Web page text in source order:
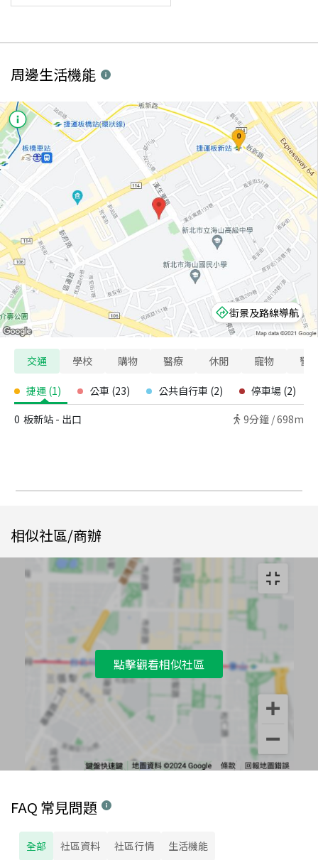
周邊生活機能
街景及路線導航
交通 學校 購物 醫療 休閒 寵物 警
捷運 (1) 公車 (23) 公共自行車 (2) 停車場 (2)
0 板新站 - 出口 9分鐘 /698m
相似社區/商辦
點擊觀看相似社區
FAQ 常見問題
全部 社區資料 社區行情 生活機能